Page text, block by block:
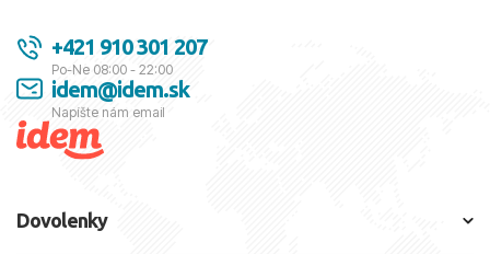
+421 910 301 207
Po-Ne 08:00 - 22:00
idem@idem.sk
Napíšte nám email
Dovolenky